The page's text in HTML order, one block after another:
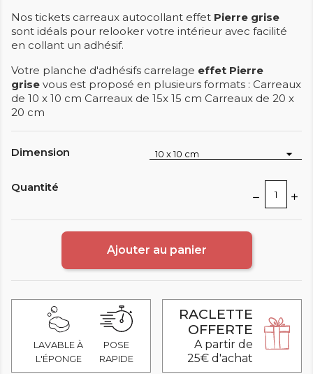
Nos tickets carreaux autocollant effet Pierre grise
sont idéals pour relooker votre intérieur avec facilité
en collant un adhésif.
Votre planche d'adhésifs carrelage effet Pierre
grise vous est proposé en plusieurs formats : Carreaux
de 10 x 10 cm Carreaux de 15x 15 cm Carreaux de 20 x
20 cm
Dimension
Quantité
Ajouter au panier
LAVABLE À
L'ÉPONGE
POSE
RAPIDE
RACLETTE
OFFERTE
A partir de
25€ d'achat